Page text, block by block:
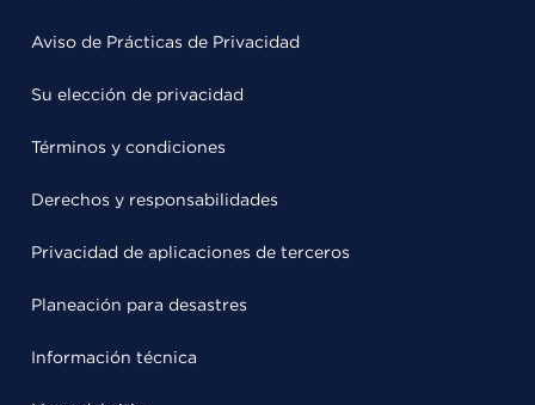
Aviso de Prácticas de Privacidad
Su elección de privacidad
Términos y condiciones
Derechos y responsabilidades
Privacidad de aplicaciones de terceros
Planeación para desastres
Información técnica